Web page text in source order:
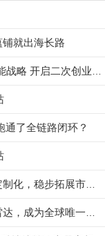
就出海长路
通了全链路闭环？